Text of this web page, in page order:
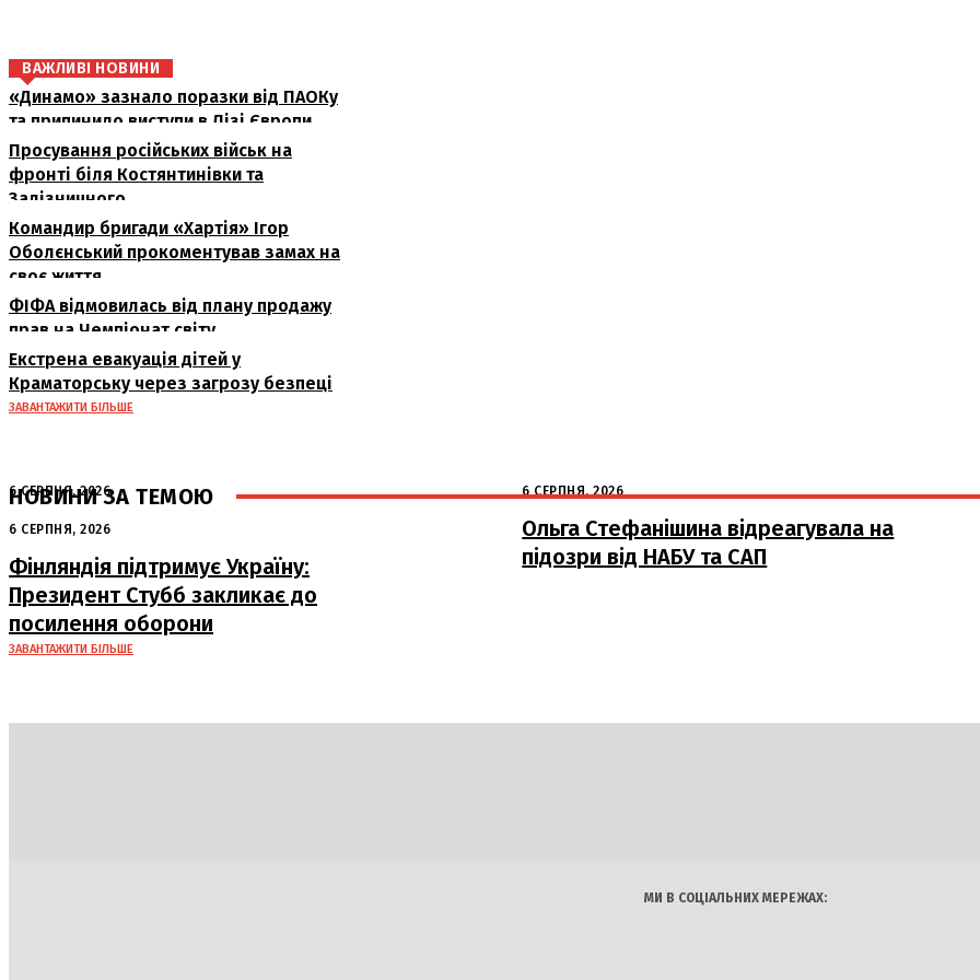
ВАЖЛИВІ НОВИНИ
«Динамо» зазнало поразки від ПАОКу
та припинило виступи в Лізі Європи
Просування російських військ на
фронті біля Костянтинівки та
Залізничного
Командир бригади «Хартія» Ігор
Оболєнський прокоментував замах на
своє життя
ФІФА відмовилась від плану продажу
прав на Чемпіонат світу
Екстрена евакуація дітей у
Краматорську через загрозу безпеці
ЗАВАНТАЖИТИ БІЛЬШЕ
НОВИНИ ЗА ТЕМОЮ
6 СЕРПНЯ, 2026
Аномальна спека в Україні добігає
кінця: очікується похолодання
6 СЕРПНЯ, 2026
Ольга Стефанішина відреагувала на
підозри від НАБУ та САП
6 СЕРПНЯ, 2026
Фінляндія підтримує Україну:
Президент Стубб закликає до
посилення оборони
ЗАВАНТАЖИТИ БІЛЬШЕ
МИ В СОЦІАЛЬНИХ МЕРЕЖАХ: